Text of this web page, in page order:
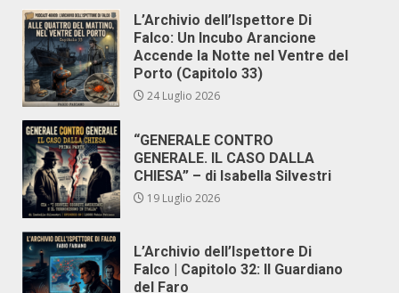
L’Archivio dell’Ispettore Di
Falco: Un Incubo Arancione
Accende la Notte nel Ventre del
Porto (Capitolo 33)
24 Luglio 2026
“GENERALE CONTRO
GENERALE. IL CASO DALLA
CHIESA” – di Isabella Silvestri
19 Luglio 2026
L’Archivio dell’Ispettore Di
Falco | Capitolo 32: Il Guardiano
del Faro